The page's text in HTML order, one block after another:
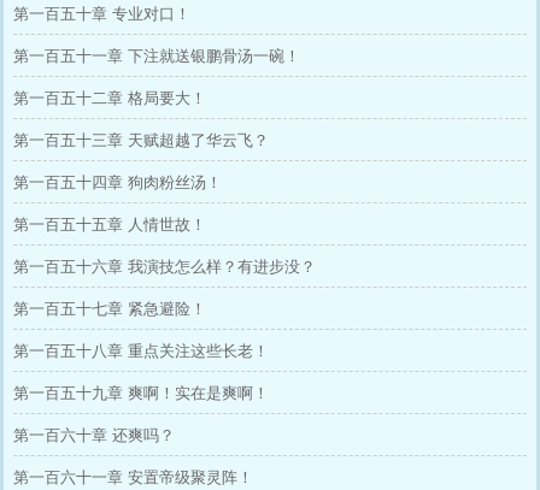
第一百五十章 专业对口！
第一百五十一章 下注就送银鹏骨汤一碗！
第一百五十二章 格局要大！
第一百五十三章 天赋超越了华云飞？
第一百五十四章 狗肉粉丝汤！
第一百五十五章 人情世故！
第一百五十六章 我演技怎么样？有进步没？
第一百五十七章 紧急避险！
第一百五十八章 重点关注这些长老！
第一百五十九章 爽啊！实在是爽啊！
第一百六十章 还爽吗？
第一百六十一章 安置帝级聚灵阵！